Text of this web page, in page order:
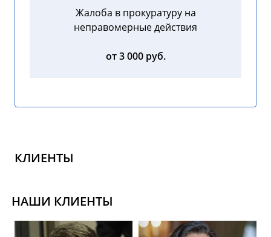
Жалоба в прокуратуру на
неправомерные действия
от 3 000 руб.
КЛИЕНТЫ
НАШИ КЛИЕНТЫ